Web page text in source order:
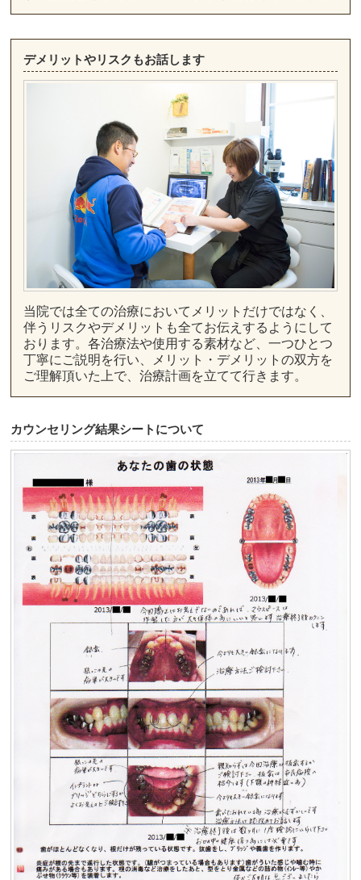
デメリットやリスクもお話します
当院では全ての治療においてメリットだけではなく、
伴うリスクやデメリットも全てお伝えするようにして
おります。各治療法や使用する素材など、一つひとつ
丁寧にご説明を行い、メリット・デメリットの双方を
ご理解頂いた上で、治療計画を立てて行きます。
カウンセリング結果シートについて